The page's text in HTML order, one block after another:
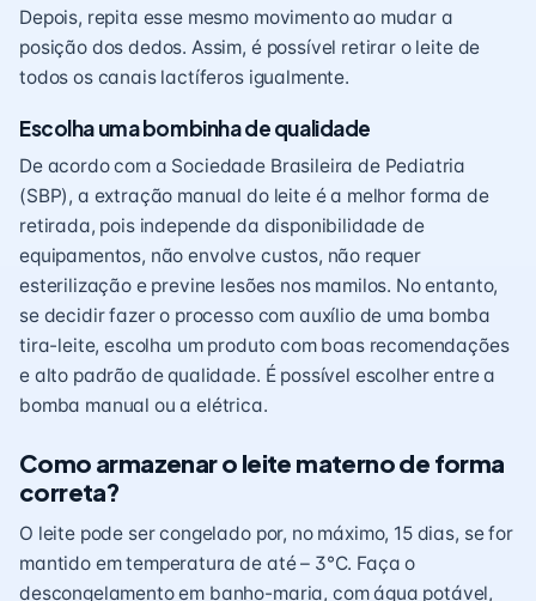
Depois, repita esse mesmo movimento ao mudar a
posição dos dedos. Assim, é possível retirar o leite de
todos os canais lactíferos igualmente.
Escolha uma bombinha de qualidade
De acordo com a Sociedade Brasileira de Pediatria
(SBP), a extração manual do leite é a melhor forma de
retirada, pois independe da disponibilidade de
equipamentos, não envolve custos, não requer
esterilização e previne lesões nos mamilos. No entanto,
se decidir fazer o processo com auxílio de uma bomba
tira-leite, escolha um produto com boas recomendações
e alto padrão de qualidade. É possível escolher entre a
bomba manual ou a elétrica.
Como armazenar o leite materno de forma
correta?
O leite pode ser congelado por, no máximo, 15 dias, se for
mantido em temperatura de até – 3°C. Faça o
descongelamento em banho-maria, com água potável,